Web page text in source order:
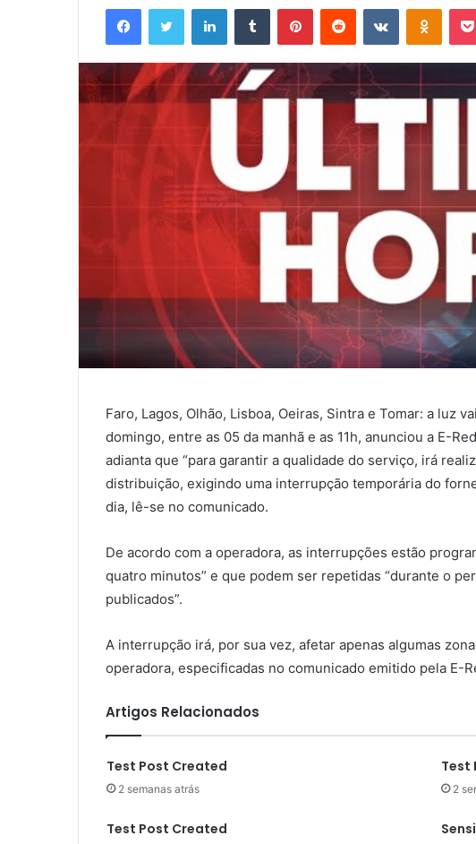
email
FacebookTwitter LinkedInTumblr PinterestReddit VKontakte
Faro, Lagos, Olhão, Lisboa, Oeiras, Sintra e Tomar: a luz
domingo, entre as 05 da manhã e as 11h, anunciou a E-
adianta que “para garantir a qualidade do serviço, irá
distribuição, exigindo uma interrupção temporária do
dia, lê-se no comunicado.
De acordo com a operadora, as interrupções estão
quatro minutos” e que podem ser repetidas “durante o
publicados”.
A interrupção irá, por sua vez, afetar apenas algumas
operadora, especificadas no comunicado emitido pela E-
Artigos Relacionados
Test Post Created
2 semanas atrás
Test
2
Test Post Created